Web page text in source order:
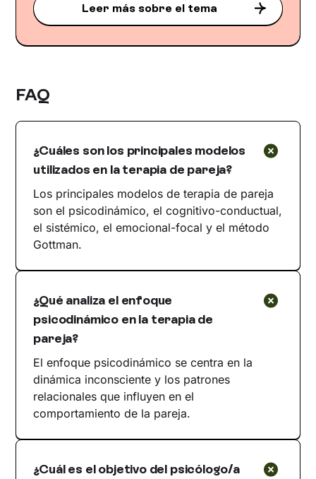
Leer más sobre el tema
FAQ
¿Cuáles son los principales modelos
utilizados en la terapia de pareja?
Los principales modelos de terapia de pareja
son el psicodinámico, el cognitivo-conductual,
el sistémico, el emocional-focal y el método
Gottman.
¿Qué analiza el enfoque
psicodinámico en la terapia de
pareja?
El enfoque psicodinámico se centra en la
dinámica inconsciente y los patrones
relacionales que influyen en el
comportamiento de la pareja.
¿Cuál es el objetivo del psicólogo/a